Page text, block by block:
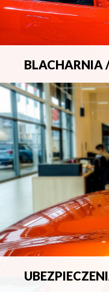
BLACHARNIA
Kompleksowa
blacharsko-